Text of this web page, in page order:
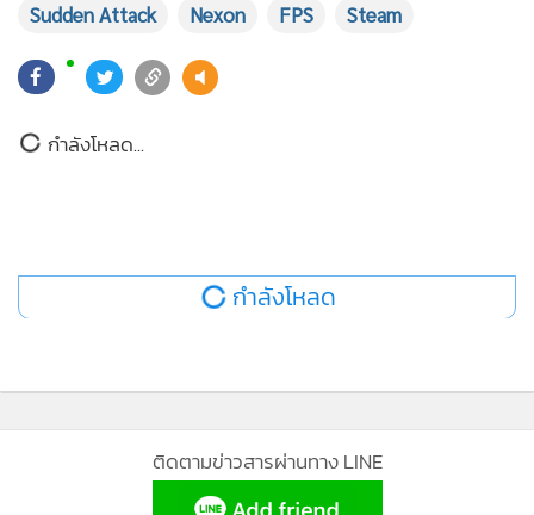
แก่นแท้ของการต่อสู้ออกมาอย่างสมบูรณ์แบบ ความแม่นยำและ
ใจในเสี้ยววินาทีคือตัวแปรที่จะชี้ขาดในทุกสมรภูมิ รอบการ
อยากกลับมาพิสูจน์ฝีมือครั้งแล้วครั้งเล่า
Sudden Attack Nexon FPS Steam
ติดตามข่าวสารผ่านทาง LINE